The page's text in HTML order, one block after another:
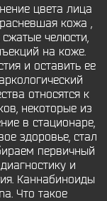
цвета лица
кожа ,
челюсти,
на коже.
и оставить ее
относятся к
некоторые из
в стационаре,
здоровье, стал
первичный
и
Каннабиноиды
Что такое